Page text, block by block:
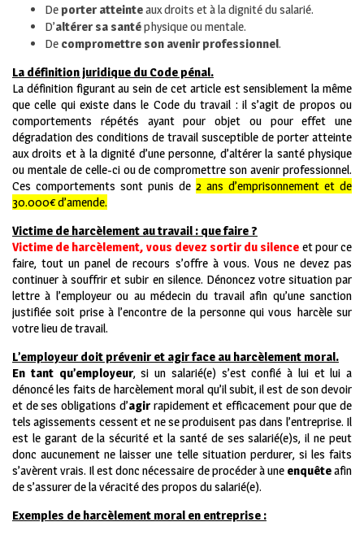
De porter atteinteaux droits et à la dignité du salarié.
D’altérer sa santéphysique ou mentale.
De compromettre son avenir professionnel.
La définition juridique du Code pénal.
La définition figurant au sein de cet article est sensiblement la même
que celle qui existe dans le Code du travail : il s’agit de propos ou
comportements répétés ayant pour objet ou pour effet une
dégradation des conditions de travail susceptible de porter atteinte
aux droits et à la dignité d’une personne, d’altérer la santé physique
ou mentale de celle-ci ou de compromettre son avenir professionnel.
Ces comportements sont punis de 2 ans d’emprisonnement et de
30.000€ d’amende.
Victime de harcèlement au travail : que faire ?
Victime de harcèlement, vous devez sortir du silence et pour ce
faire, tout un panel de recours s’offre à vous. Vous ne devez pas
continuer à souffrir et subir en silence. Dénoncez votre situation par
lettre à l’employeur ou au médecin du travail afin qu’une sanction
justifiée soit prise à l’encontre de la personne qui vous harcèle sur
votre lieu de travail.
L’employeur doit prévenir et agir face au harcèlement moral.
En tant qu’employeur, si un salarié(e) s’est confié à lui et lui a
dénoncé les faits de harcèlement moral qu’il subit, il est de son devoir
et de ses obligations d’agirrapidement et efficacement pour que de
tels agissements cessent et ne se produisent pas dans l’entreprise. Il
est le garant de la sécurité et la santé de ses salarié(e)s, il ne peut
donc aucunement ne laisser une telle situation perdurer, si les faits
s’avèrent vrais. Il est donc nécessaire de procéder à une enquêteafin
de s’assurer de la véracité des propos du salarié(e).
Exemples de harcèlement moral en entreprise :